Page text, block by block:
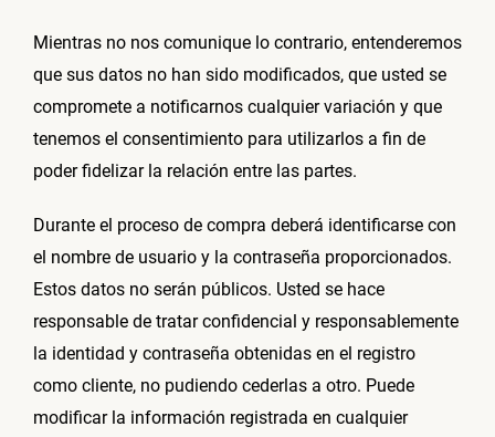
Mientras no nos comunique lo contrario, entenderemos
que sus datos no han sido modificados, que usted se
compromete a notificarnos cualquier variación y que
tenemos el consentimiento para utilizarlos a fin de
poder fidelizar la relación entre las partes.
Durante el proceso de compra deberá identificarse con
el nombre de usuario y la contraseña proporcionados.
Estos datos no serán públicos. Usted se hace
responsable de tratar confidencial y responsablemente
la identidad y contraseña obtenidas en el registro
como cliente, no pudiendo cederlas a otro. Puede
modificar la información registrada en cualquier